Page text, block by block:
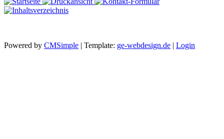
Powered by CMSimple | Template: ge-webdesign.de | Login